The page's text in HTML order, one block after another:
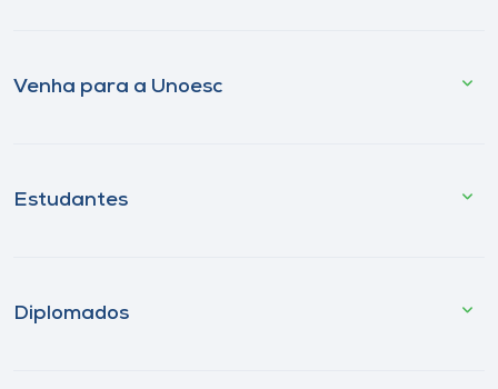
Venha para a Unoesc
Estudantes
Diplomados